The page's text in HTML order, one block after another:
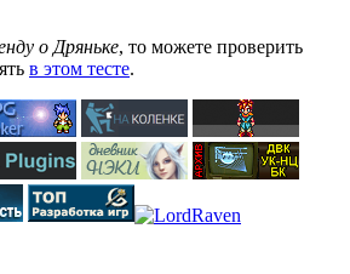
о Дряньке, то можете проверить
в этом тесте.